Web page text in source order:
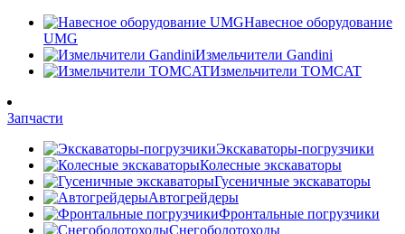
Навесное оборудование
UMG
Измельчители Gandini
Измельчители TOMCAT
Запчасти
Экскаваторы-погрузчики
Колесные экскаваторы
Гусеничные экскаваторы
Автогрейдеры
Фронтальные погрузчики
Снегоболотоходы